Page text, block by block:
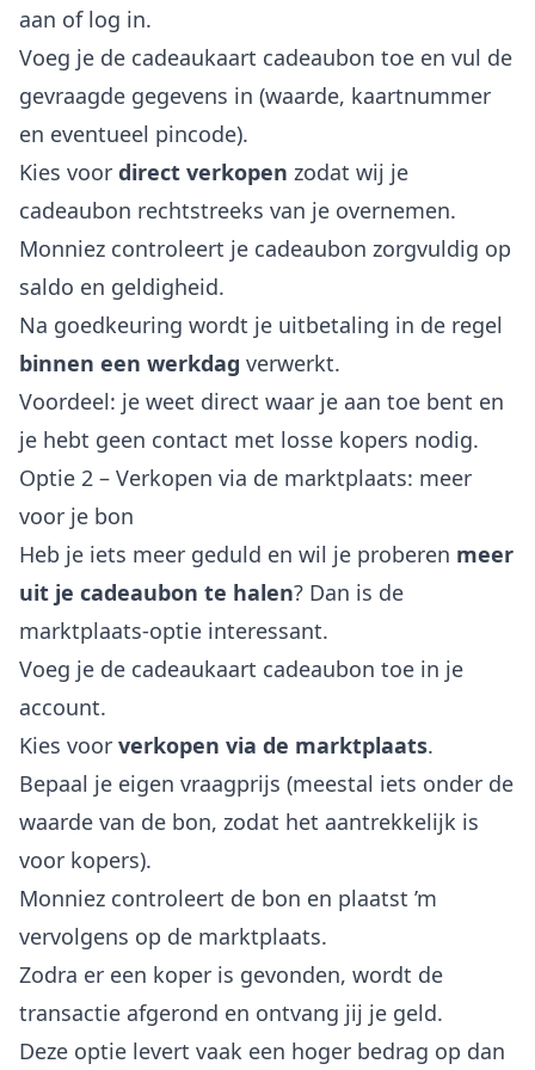
aan of log in.
Voeg je de cadeaukaart cadeaubon toe en vul de
gevraagde gegevens in (waarde, kaartnummer
en eventueel pincode).
Kies voor direct verkopen zodat wij je
cadeaubon rechtstreeks van je overnemen.
Monniez controleert je cadeaubon zorgvuldig op
saldo en geldigheid.
Na goedkeuring wordt je uitbetaling in de regel
binnen een werkdag verwerkt.
Voordeel: je weet direct waar je aan toe bent en
je hebt geen contact met losse kopers nodig.
Optie 2 – Verkopen via de marktplaats: meer
voor je bon
Heb je iets meer geduld en wil je proberen meer
uit je cadeaubon te halen? Dan is de
marktplaats-optie interessant.
Voeg je de cadeaukaart cadeaubon toe in je
account.
Kies voor verkopen via de marktplaats.
Bepaal je eigen vraagprijs (meestal iets onder de
waarde van de bon, zodat het aantrekkelijk is
voor kopers).
Monniez controleert de bon en plaatst ’m
vervolgens op de marktplaats.
Zodra er een koper is gevonden, wordt de
transactie afgerond en ontvang jij je geld.
Deze optie levert vaak een hoger bedrag op dan